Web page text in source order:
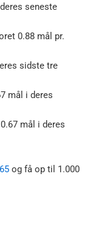
seneste
0.88 mål pr.
sidste tre
mål i deres
mål i deres
og få op til 1.000